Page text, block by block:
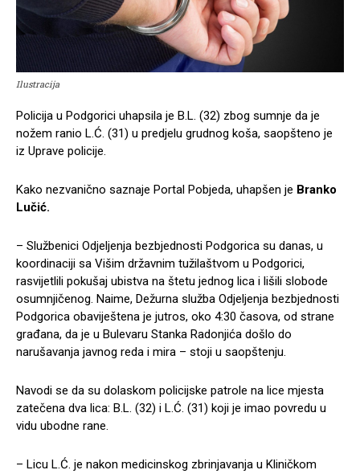
Ilustracija
Policija u Podgorici uhapsila je B.L. (32) zbog sumnje da je
nožem ranio L.Ć. (31) u predjelu grudnog koša, saopšteno je
iz Uprave policije.
Kako nezvanično saznaje Portal Pobjeda, uhapšen je Branko
Lučić.
– Službenici Odjeljenja bezbjednosti Podgorica su danas, u
koordinaciji sa Višim državnim tužilaštvom u Podgorici,
rasvijetlili pokušaj ubistva na štetu jednog lica i lišili slobode
osumnjičenog. Naime, Dežurna služba Odjeljenja bezbjednosti
Podgorica obaviještena je jutros, oko 4:30 časova, od strane
građana, da je u Bulevaru Stanka Radonjića došlo do
narušavanja javnog reda i mira – stoji u saopštenju.
Navodi se da su dolaskom policijske patrole na lice mjesta
zatečena dva lica: B.L. (32) i L.Ć. (31) koji je imao povredu u
vidu ubodne rane.
– Licu L.Ć. je nakon medicinskog zbrinjavanja u Kliničkom